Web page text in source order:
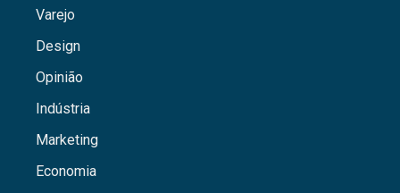
Varejo
Design
Opinião
Indústria
Marketing
Economia